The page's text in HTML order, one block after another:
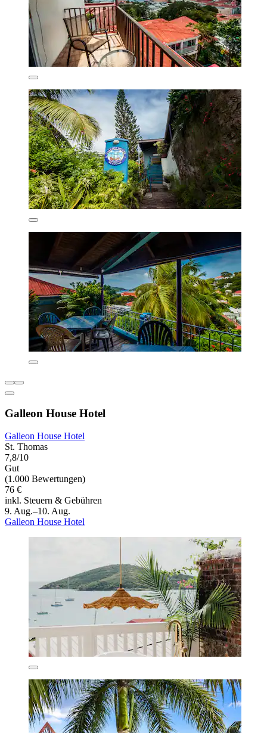
Galleon House Hotel
Galleon House Hotel
St. Thomas
7,8/10
Gut
(1.000 Bewertungen)
76 €
inkl. Steuern & Gebühren
9. Aug.–10. Aug.
Galleon House Hotel